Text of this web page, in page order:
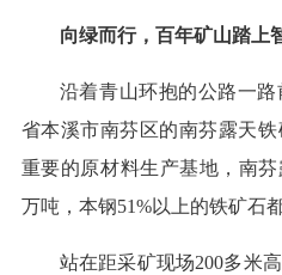
向绿而行，百年矿山踏上
沿着青山环抱的公路一
省本溪市南芬区的南芬露天
重要的原材料生产基地，南
万吨，本钢51%以上的铁矿石
站在距采矿现场200多米